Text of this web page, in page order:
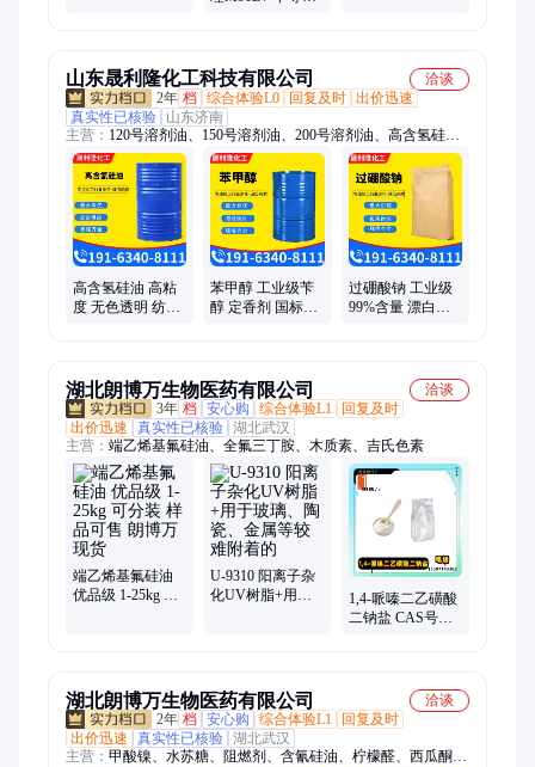
山东晟利隆化工科技有限公司
洽谈
2年 档 综合体验L0 回复及时 出价迅速
真实性已核验
山东济南
主营： 120号溶剂油、150号溶剂油、200号溶剂油、高含氢硅
油、260号溶剂油、白油、D40溶剂油、D60溶剂油、D80溶剂
油、D130溶剂油、磺化煤油、丙二醇、对甲苯磺酰氯、莫卡、
聚乙二醇、二茂铁、石蜡、乙二醇、铝粉膏、抗氧剂T501、甲基
丙烯酸缩水甘油酯、甲基叔丁基醚、乙二醇丁醚、甲缩醛、石脑
油、正十四烷
高含氢硅油 高粘
度 无色透明 纺织
苯甲醇 工业级苄
醇 定香剂 国标高
过硼酸钠 工业级
99%含量 漂白剂
湖北朗博万生物医药有限公司
洽谈
3年 档 安心购 综合体验L1
回复及时
出价迅速
真实性已核验 湖北武汉
主营： 端乙烯基氟硅油、全氟三丁胺、木质素、吉氏色素
端乙烯基氟硅油
优品级 1-25kg 可
U-9310 阳离子杂
化UV树脂+用于
1,4-哌嗪二乙磺酸
二钠盐 CAS号
湖北朗博万生物医药有限公司
洽谈
2年 档 安心购 综合体验L1
回复及时
出价迅速
真实性已核验 湖北武汉
主营： 甲酸镍、水苏糖、阻燃剂、含氰硅油、柠檬醛、西瓜酮、